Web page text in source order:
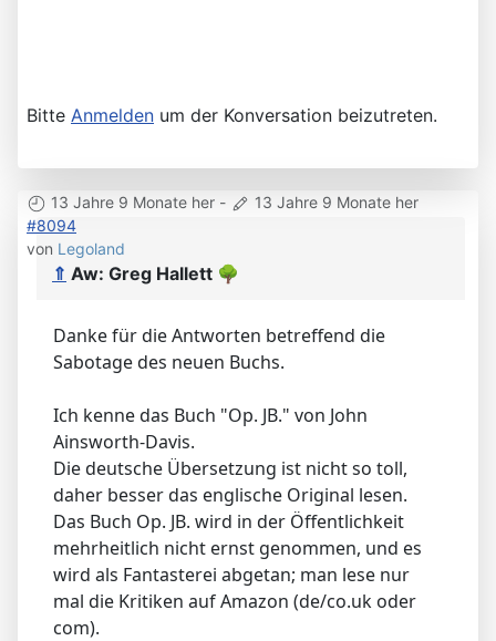
Bitte Anmelden um der Konversation beizutreten.
13 Jahre 9 Monate her -
13 Jahre 9 Monate her
#8094
von Legoland
⇑ Aw: Greg Hallett 🌳
Danke für die Antworten betreffend die
Sabotage des neuen Buchs.
Ich kenne das Buch "Op. JB." von John
Ainsworth-Davis.
Die deutsche Übersetzung ist nicht so toll,
daher besser das englische Original lesen.
Das Buch Op. JB. wird in der Öffentlichkeit
mehrheitlich nicht ernst genommen, und es
wird als Fantasterei abgetan; man lese nur
mal die Kritiken auf Amazon (de/co.uk oder
com).